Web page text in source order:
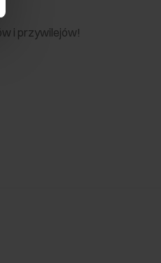
i przywilejów!